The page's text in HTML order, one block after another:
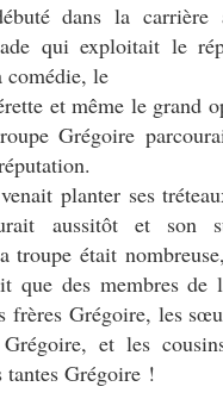
dans la carrière
qui exploitait le
comédie, le
et même le grand
Grégoire
planter ses
aussitôt et son
troupe était
que des membres
frères Grégoire, les
et les
tantes Grégoire !